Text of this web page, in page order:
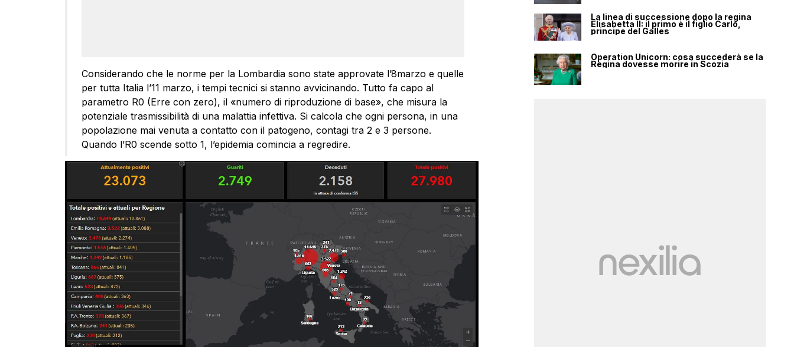
Considerando che le norme per la Lombardia sono state approvate l’8marzo e quelle
per tutta Italia l’11 marzo, i tempi tecnici si stanno avvicinando. Tutto fa capo al
parametro R0 (Erre con zero), il «numero di riproduzione di base», che misura la
potenziale trasmissibilità di una malattia infettiva. Si calcola che ogni persona, in una
popolazione mai venuta a contatto con il patogeno, contagi tra 2 e 3 persone.
Quando l’R0 scende sotto 1, l’epidemia comincia a regredire.
La linea di successione dopo la regina
Elisabetta II: il primo è il figlio Carlo,
principe del Galles
Operation Unicorn: cosa succederà se la
Regina dovesse morire in Scozia